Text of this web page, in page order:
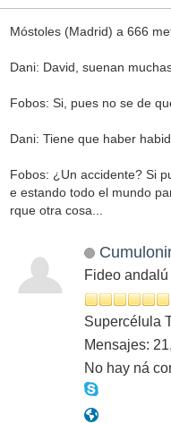
Móstoles (Madrid) a 666
Dani: David, suenan
Fobos: Si, pues no se de
Dani: Tiene que haber
Fobos: ¿Un accidente? Si
e estando todo el mundo
rque otra cosa...
Fideo andalú
Supercélula
Mensajes:
No hay ná